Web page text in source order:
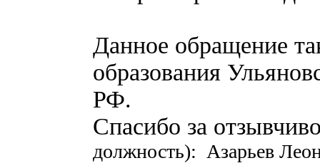
Данное обращение
образования
РФ.
Спасибо за
должность): Азарьев